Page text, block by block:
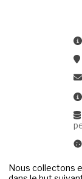
Nous collectons